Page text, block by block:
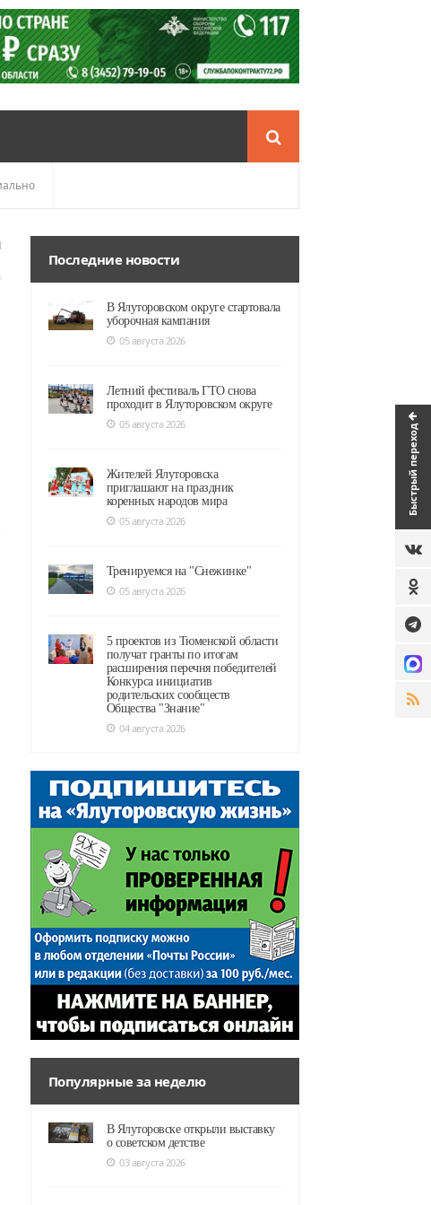
Быстрый переход
Последние новости
В Ялуторовском округе стартовала
уборочная кампания
05 августа 2026
Летний фестиваль ГТО снова
проходит в Ялуторовском округе
05 августа 2026
Жителей Ялуторовска
приглашают на праздник
коренных народов мира
05 августа 2026
Тренируемся на "Снежинке"
05 августа 2026
5 проектов из Тюменской области
получат гранты по итогам
расширения перечня победителей
Конкурса инициатив
родительских сообществ
Общества "Знание"
04 августа 2026
Популярные за неделю
В Ялуторовске открыли выставку
о советском детстве
03 августа 2026